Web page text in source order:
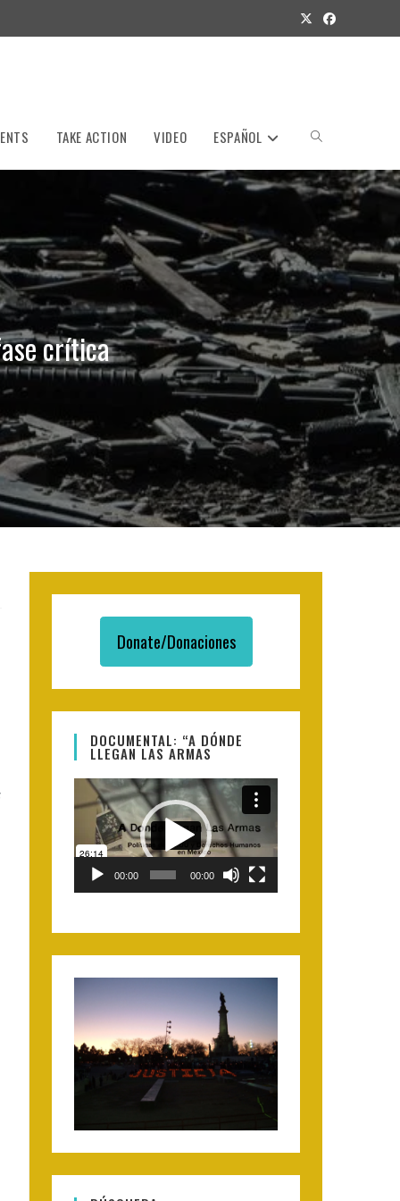
TAKE ACTION VIDEO ESPAÑOL Toggle
website
search
crítica
Donate/Donaciones
DOCUMENTAL: “A DÓNDE
LLEGAN LAS ARMAS
Video
Player
00:00 00:00